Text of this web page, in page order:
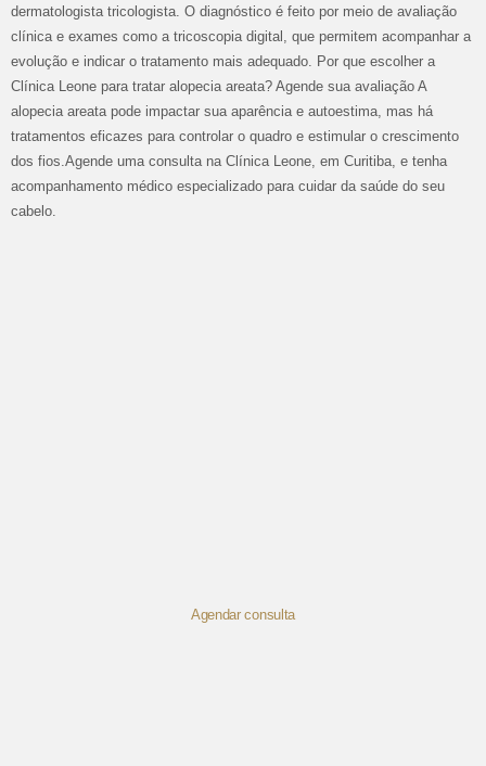
dermatologista tricologista. O diagnóstico é feito por meio de avaliação
clínica e exames como a tricoscopia digital, que permitem acompanhar a
evolução e indicar o tratamento mais adequado. Por que escolher a
Clínica Leone para tratar alopecia areata? Agende sua avaliação A
alopecia areata pode impactar sua aparência e autoestima, mas há
tratamentos eficazes para controlar o quadro e estimular o crescimento
dos fios.Agende uma consulta na Clínica Leone, em Curitiba, e tenha
acompanhamento médico especializado para cuidar da saúde do seu
cabelo.
Agendar consulta